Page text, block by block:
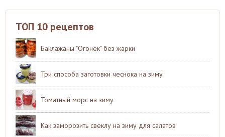
ТОП 10 рецептов
Баклажаны "Огонёк" без жарки
Три способа заготовки чеснока на зиму
Томатный морс на зиму
Как заморозить свеклу на зиму для салатов